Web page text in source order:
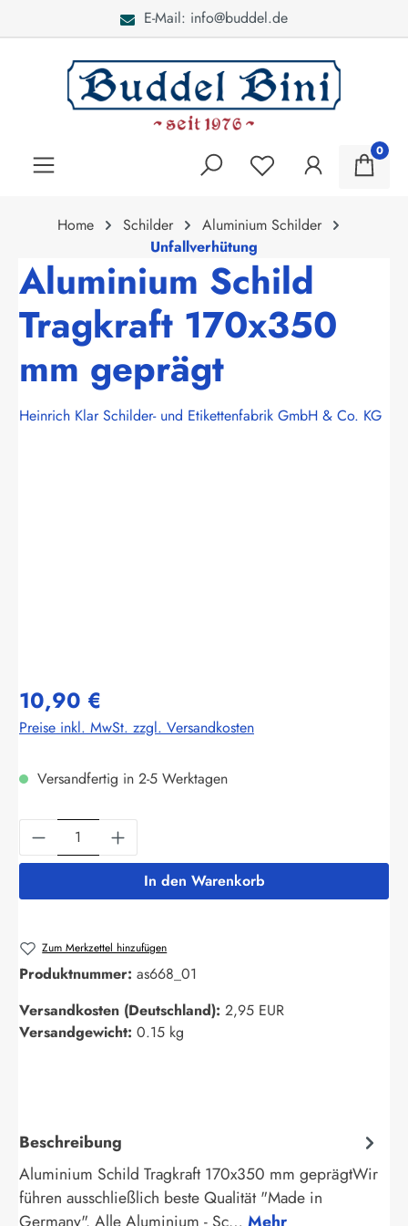
E-Mail: info@buddel.de
0
Home Schilder
Aluminium Schilder
Unfallverhütung
Aluminium Schild
Tragkraft 170x350
mm geprägt
Heinrich Klar Schilder- und Etikettenfabrik GmbH & Co. KG
10,90 €
Preise inkl. MwSt. zzgl. Versandkosten
Versandfertig in 2-5 Werktagen
Produkt Anzahl: Gib den gewünschten
In den Warenkorb
Zum Merkzettel hinzufügen
Produktnummer: as668_01
Versandkosten (Deutschland): 2,95 EUR
Versandgewicht: 0.15 kg
Beschreibung
Aluminium Schild Tragkraft 170x350 mm geprägtWir
führen ausschließlich beste Qualität "Made in